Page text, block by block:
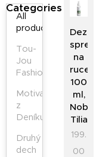
Categories
All
products
Tou-
Jou
Fashion
Motivační
z
Deníku
Druhý
dech
sprej
na
ruce
100
ml,
Nobilis
Tilia
199.
00